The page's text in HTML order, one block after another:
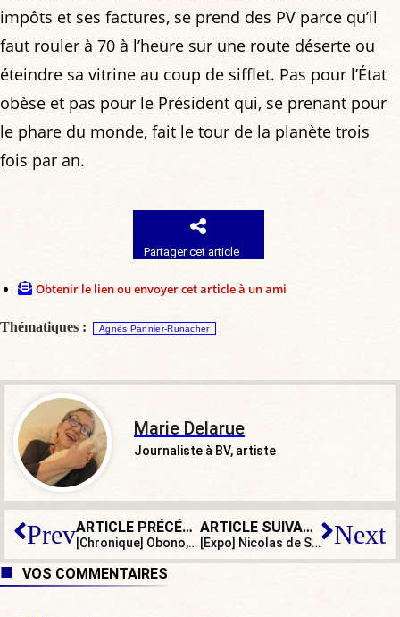
impôts et ses factures, se prend des PV parce qu’il
faut rouler à 70 à l’heure sur une route déserte ou
éteindre sa vitrine au coup de sifflet. Pas pour l’État
obèse et pas pour le Président qui, se prenant pour
le phare du monde, fait le tour de la planète trois
fois par an.
Partager cet article
Obtenir le lien ou envoyer cet article à un ami
Thématiques : Agnès Pannier-Runacher
Marie Delarue
Journaliste à BV, artiste
Prev ARTICLE PRÉCÉDENT
[Chronique] Obono, LFI, l’islamo-gauchisme et la violence politique
ARTICLE SUIVANT
[Expo] Nicolas de Staël, figuratif et sensitif Next
VOS COMMENTAIRES